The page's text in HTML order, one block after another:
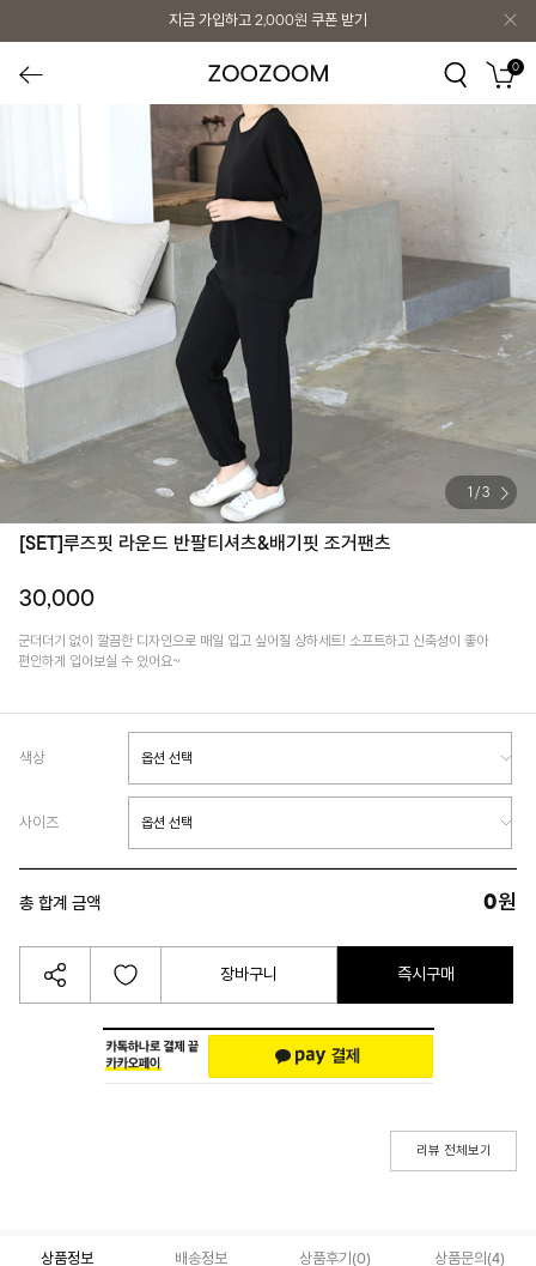
지금 가입하고 2,000원 쿠폰 받기
0
/ 3
[SET]루즈핏 라운드 반팔티셔츠&배기핏 조거팬츠
30,000
군더더기 없이 깔끔한 디자인으로 매일 입고 싶어질 상하세트! 소프트하고 신축성이 좋아
편안하게 입어보실 수 있어요~
색상
사이즈
총 합계 금액 0원
장바구니 즉시구매
리뷰 전체보기
상품정보 배송정보 상품후기(0) 상품문의 (4)